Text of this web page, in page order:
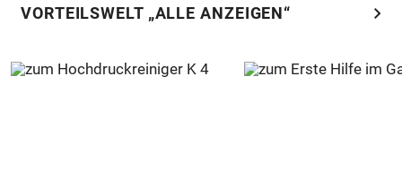
VORTEILSWELT „ALLE ANZEIGEN“ chevron_right